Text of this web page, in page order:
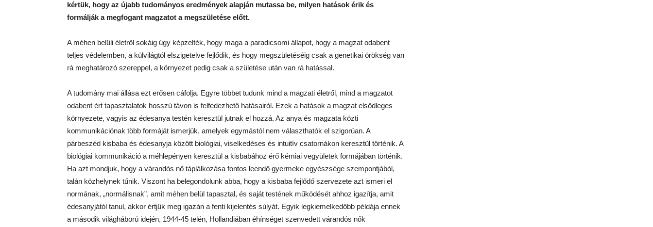
kértük, hogy az újabb tudományos eredmények alapján mutassa be, milyen hatások érik és
formálják a megfogant magzatot a megszületése előtt.
A méhen belüli életről sokáig úgy képzelték, hogy maga a paradicsomi állapot, hogy a magzat odabent
teljes védelemben, a külvilágtól elszigetelve fejlődik, és hogy megszületéséig csak a genetikai örökség van
rá meghatározó szereppel, a környezet pedig csak a születése után van rá hatással.
A tudomány mai állása ezt erősen cáfolja. Egyre többet tudunk mind a magzati életről, mind a magzatot
odabent ért tapasztalatok hosszú távon is felfedezhető hatásairól. Ezek a hatások a magzat elsődleges
környezete, vagyis az édesanya testén keresztül jutnak el hozzá. Az anya és magzata közti
kommunikációnak több formáját ismerjük, amelyek egymástól nem választhatók el szigorúan. A
párbeszéd kisbaba és édesanyja között biológiai, viselkedéses és intuitív csatornákon keresztül történik. A
biológiai kommunikáció a méhlepényen keresztül a kisbabához érő kémiai vegyületek formájában történik.
Ha azt mondjuk, hogy a várandós nő táplálkozása fontos leendő gyermeke egyészsége szempontjából,
talán közhelynek tűnik. Viszont ha belegondolunk abba, hogy a kisbaba fejlődő szervezete azt ismeri el
normának, „normálisnak”, amit méhen belül tapasztal, és saját testének működését ahhoz igazítja, amit
édesanyjától tanul, akkor értjük meg igazán a fenti kijelentés súlyát. Egyik legkiemelkedőbb példája ennek
a második világháború idején, 1944-45 telén, Hollandiában éhínséget szenvedett várandós nők